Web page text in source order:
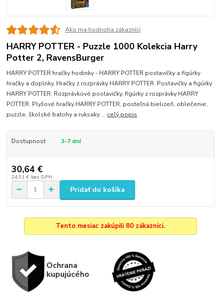
Ako ma hodnotia zákazníci
HARRY POTTER - Puzzle 1000 Kolekcia Harry
Potter 2, RavensBurger
HARRY POTTER hračky hodinky - HARRY POTTER postavičky a figúrky
hračky a doplnky. Hračky z rozprávky HARRY POTTER. Postavičky a figúrky
HARRY POTTER. Rozprávkové postavičky, figúrky z rozprávky HARRY
POTTER. Plyšové hračky HARRY POTTER, posteľná bielizeň, oblečenie,
puzzle, školské batohy a ruksaky ... celý popis
Dostupnosť 3-7 dní
30,64 €
24,91 € bez DPH
Pridať do košíka
Tento mesiac zakúpili 80 zákazníci.
Ochrana
kupujúcého